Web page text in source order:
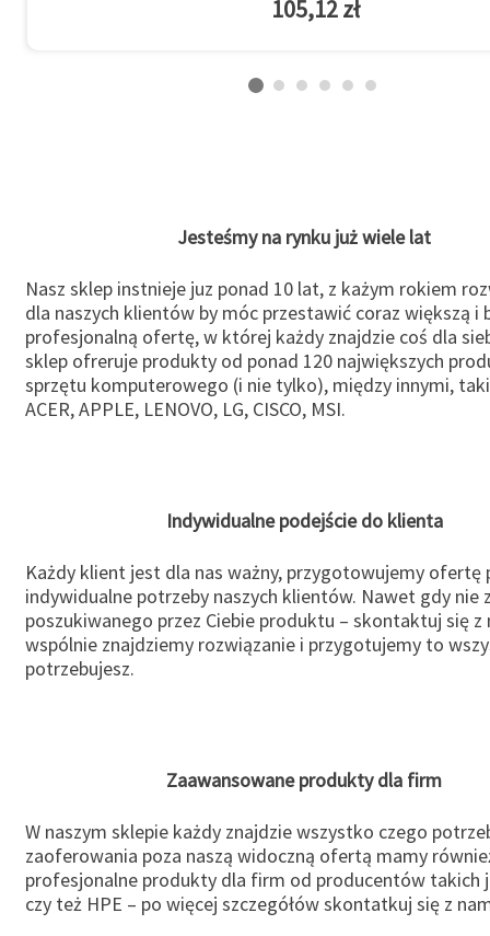
105,12 zł
Jesteśmy na rynku już wiele lat
Nasz sklep instnieje juz ponad 10 lat, z każym rokiem
dla naszych klientów by móc przestawić coraz większą i
profesjonalną ofertę, w której każdy znajdzie coś dla
sklep ofreruje produkty od ponad 120 największych
sprzętu komputerowego (i nie tylko), między innymi,
ACER, APPLE, LENOVO, LG, CISCO, MSI.
Indywidualne podejście do klienta
Każdy klient jest dla nas ważny, przygotowujemy ofertę
indywidualne potrzeby naszych klientów. Nawet gdy nie
poszukiwanego przez Ciebie produktu – skontaktuj się z
wspólnie znajdziemy rozwiązanie i przygotujemy to
potrzebujesz.
Zaawansowane produkty dla firm
W naszym sklepie każdy znajdzie wszystko czego
zaoferowania poza naszą widoczną ofertą mamy
profesjonalne produkty dla firm od producentów takich
czy też HPE – po więcej szczegółów skontatkuj się z